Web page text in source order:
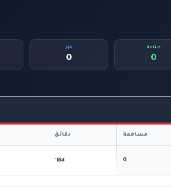
صناعة
0
فوز
0
مساهمة دقائق
0
164'